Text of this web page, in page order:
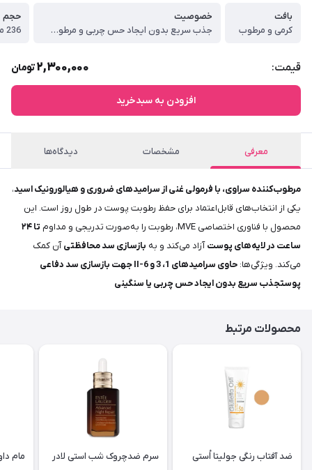
بافت
کرمی و مرطوب
خصوصیت
جذب سریع بدون ایجاد حس چربی و مرطوب‌کننده
حجم
236 میل - 1000 میل
قیمت: 2,300,000تومان
افزودن به سبدخرید
معرفی مشخصات دیدگاه‌ها
مرطوب‌کننده سراوی، با فرمولی غنی از سرامیدهای ضروری و هیالورونیک اسید،
یکی از انتخاب‌های قابل‌اعتماد برای حفظ رطوبت پوست در طول روز است. این
محصول با فناوری اختصاصی MVE، رطوبت را به‌صورت تدریجی و مداوم
تا ۲۴
ساعت در لایه‌های پوستآزاد می‌کند و به بازسازی سد محافظتیآن کمک
می‌کند. ویژگی‌ها:
حاوی سرامیدهای 1، 3 و 6-II جهت بازسازی سد دفاعی
پوستجذب سریع بدون ایجاد حس چربی یا سنگینی
محصولات مرتبط
ضد آفتاب رنگی جولیتا اُستی سرم ضدچروک شب استی لادر مام